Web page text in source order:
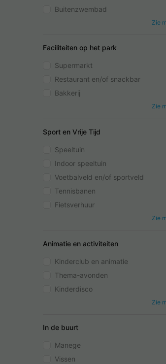
Buitenzwembad
Zie
Faciliteiten op het park
Supermarkt
Restaurant en/of snackbar
Bakkerij
Zie
Sport en Vrije Tijd
Speeltuin
Indoor speeltuin
Voetbalveld en/of sportveld
Tennisbanen
Fietsverhuur
Zie
Animatie en activiteiten
Kinderclub en animatie
Thema-avonden
Kinderdisco
Zie
In de buurt
Manege
Vissen